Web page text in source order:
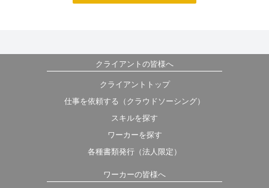
クライアントの皆様へ
クライアントトップ
仕事を依頼する（クラウドソーシング）
スキルを探す
ワーカーを探す
各種書類発行（法人限定）
ワーカーの皆様へ